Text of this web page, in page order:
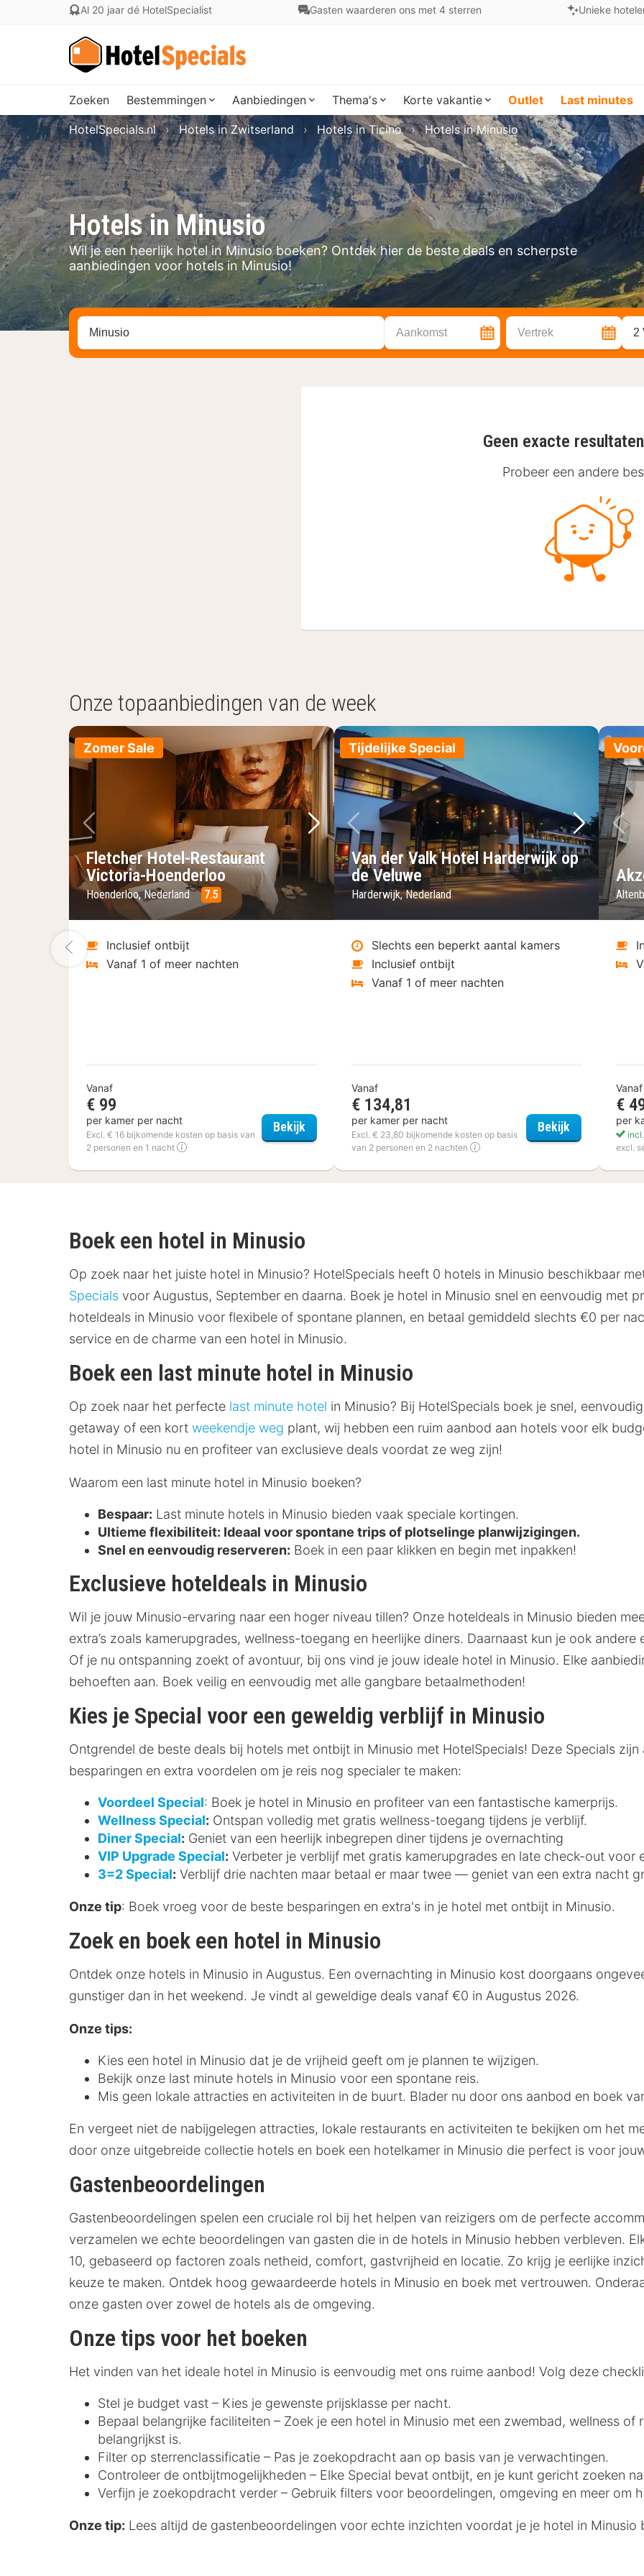
Al 20 jaar dé HotelSpecialist Gasten waarderen ons met 4 sterren Unieke
Zoeken Bestemmingen Aanbiedingen Thema's Korte vakantie Outlet Last minutes
Hotels in Minusio
Wil je een heerlijk hotel in Minusio boeken? Ontdek hier de beste deals en scherpste
aanbiedingen voor hotels in Minusio!
HotelSpecials.nl Hotels in Zwitserland Hotels in Ticino Hotels in Minusio
Zoek op hotel, regio of stad Aankomst Vertrek 2
Geen exacte
Probeer een andere
Onze topaanbiedingen van de week
Zomer Sale
Vorige foto
Volgende foto
Fletcher Hotel-Restaurant
Victoria-Hoenderloo
Hoenderloo, Nederland 7.5
Inclusief ontbijt
Vanaf 1 of meer nachten
Vanaf
€ 99
per kamer per nacht
Excl. € 16 bijkomende kosten op basis van
2 personen en 1 nacht
BekijkFletcher Hotel-Restaurant Victoria-Hoenderloo
Tijdelijke Special
Vorige foto
Volgende
Van der Valk Hotel Harderwijk op
de Veluwe
Harderwijk, Nederland
Slechts een beperkt aantal kamers
Inclusief ontbijt
Vanaf 1 of meer nachten
Vanaf
€ 134,81
per kamer per nacht
Excl. € 23,80 bijkomende kosten op basis
van 2 personen en 2 nachten
Bekijk Van der Valk
Vanaf
€
per
excl.
Vorige foto
Boek een hotel in Minusio
Op zoek naar het juiste hotel in Minusio? HotelSpecials heeft 0 hotels in Minusio beschikbaar
Specials voor Augustus, September en daarna. Boek je hotel in Minusio snel en eenvoudig met
hoteldeals in Minusio voor flexibele of spontane plannen, en betaal gemiddeld slechts €0 per
service en de charme van een hotel in Minusio.
Boek een last minute hotel in Minusio
Op zoek naar het perfecte last minute hotel in Minusio? Bij HotelSpecials boek je snel,
getaway of een kort weekendje weg plant, wij hebben een ruim aanbod aan hotels voor elk
hotel in Minusio nu en profiteer van exclusieve deals voordat ze weg zijn!
Waarom een last minute hotel in Minusio boeken?
Bespaar: Last minute hotels in Minusio bieden vaak speciale kortingen.
Ultieme flexibiliteit: Ideaal voor spontane trips of plotselinge planwijzigingen.
Snel en eenvoudig reserveren: Boek in een paar klikken en begin met inpakken!
Exclusieve hoteldeals in Minusio
Wil je jouw Minusio-ervaring naar een hoger niveau tillen? Onze hoteldeals in Minusio bieden
extra’s zoals kamerupgrades, wellness-toegang en heerlijke diners. Daarnaast kun je ook
Of je nu ontspanning zoekt of avontuur, bij ons vind je jouw ideale hotel in Minusio. Elke
behoeften aan. Boek veilig en eenvoudig met alle gangbare betaalmethoden!
Kies je Special voor een geweldig verblijf in Minusio
Ontgrendel de beste deals bij hotels met ontbijt in Minusio met HotelSpecials! Deze Specials
besparingen en extra voordelen om je reis nog specialer te maken:
Voordeel Special: Boek je hotel in Minusio en profiteer van een fantastische kamerprijs.
Wellness Special: Ontspan volledig met gratis wellness-toegang tijdens je verblijf.
Diner Special: Geniet van een heerlijk inbegrepen diner tijdens je overnachting
VIP Upgrade Special: Verbeter je verblijf met gratis kamerupgrades en late check-out voor
3=2 Special: Verblijf drie nachten maar betaal er maar twee — geniet van een extra nacht
Onze tip: Boek vroeg voor de beste besparingen en extra's in je hotel met ontbijt in Minusio.
Zoek en boek een hotel in Minusio
Ontdek onze hotels in Minusio in Augustus. Een overnachting in Minusio kost doorgaans
gunstiger dan in het weekend. Je vindt al geweldige deals vanaf €0 in Augustus 2026.
Onze tips:
Kies een hotel in Minusio dat je de vrijheid geeft om je plannen te wijzigen.
Bekijk onze last minute hotels in Minusio voor een spontane reis.
Mis geen lokale attracties en activiteiten in de buurt. Blader nu door ons aanbod en boek
En vergeet niet de nabijgelegen attracties, lokale restaurants en activiteiten te bekijken om het
door onze uitgebreide collectie hotels en boek een hotelkamer in Minusio die perfect is voor
Gastenbeoordelingen
Gastenbeoordelingen spelen een cruciale rol bij het helpen van reizigers om de perfecte
verzamelen we echte beoordelingen van gasten die in de hotels in Minusio hebben verbleven.
10, gebaseerd op factoren zoals netheid, comfort, gastvrijheid en locatie. Zo krijg je eerlijke
keuze te maken. Ontdek hoog gewaardeerde hotels in Minusio en boek met vertrouwen.
onze gasten over zowel de hotels als de omgeving.
Onze tips voor het boeken
Het vinden van het ideale hotel in Minusio is eenvoudig met ons ruime aanbod! Volg deze
Stel je budget vast – Kies je gewenste prijsklasse per nacht.
Bepaal belangrijke faciliteiten – Zoek je een hotel in Minusio met een zwembad, wellness
belangrijkst is.
Filter op sterrenclassificatie – Pas je zoekopdracht aan op basis van je verwachtingen.
Controleer de ontbijtmogelijkheden – Elke Special bevat ontbijt, en je kunt gericht zoeken
Verfijn je zoekopdracht verder – Gebruik filters voor beoordelingen, omgeving en meer om
Onze tip: Lees altijd de gastenbeoordelingen voor echte inzichten voordat je je hotel in Minusio